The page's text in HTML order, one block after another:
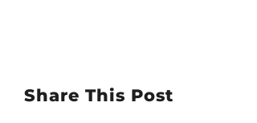
Share This Post